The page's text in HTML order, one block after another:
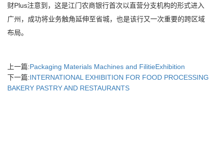
财Plus注意到，这是江门农商银行首次以直营分支机构的形式进入
广州，成功将业务触角延伸至省城，也是该行又一次重要的跨区域
布局。
上一篇:Packaging Materials Machines and FilitieExhibition
下一篇:INTERNATIONAL EXHIBITION FOR FOOD PROCESSING
BAKERY PASTRY AND RESTAURANTS